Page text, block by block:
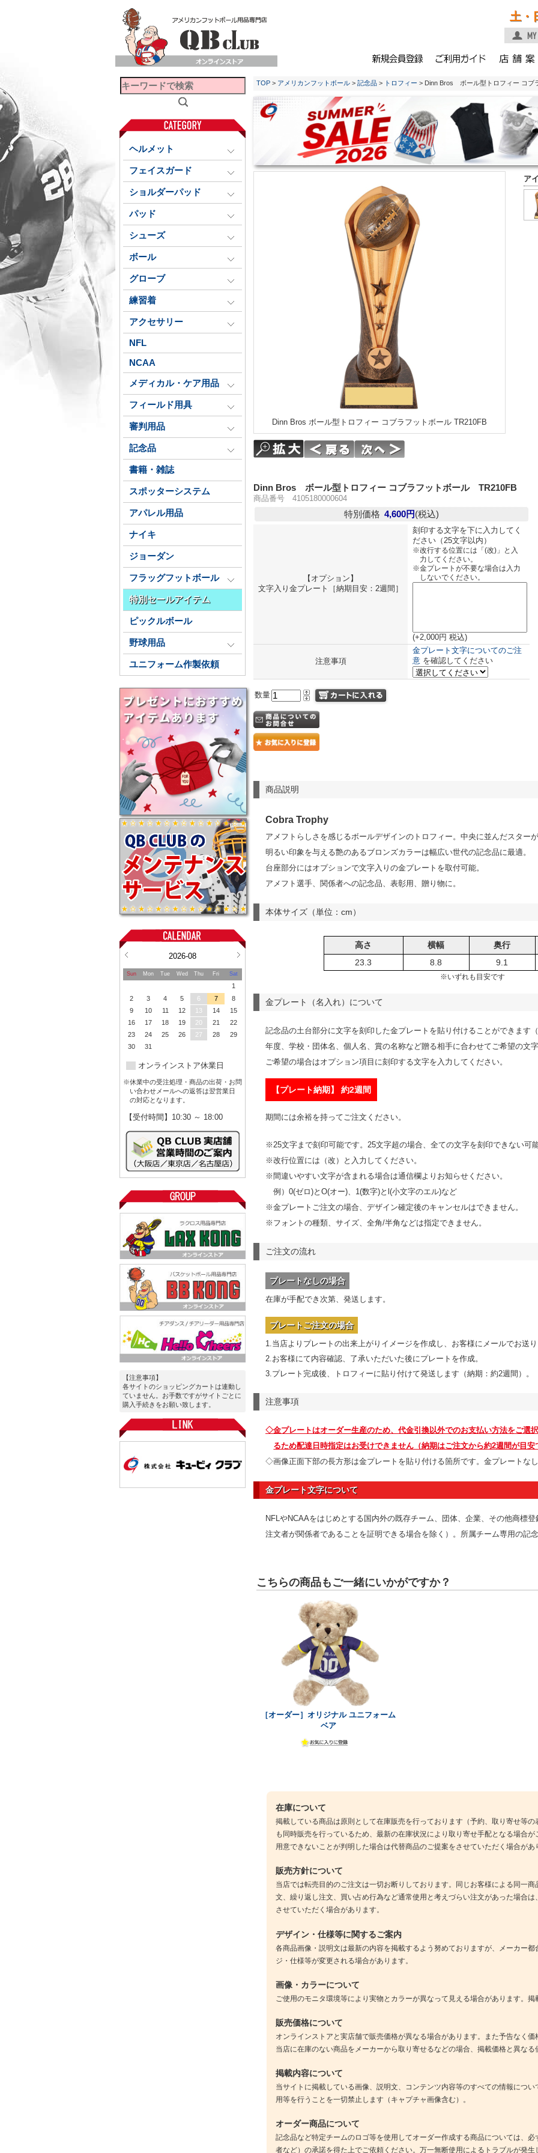
土・
ヘルメット
フェイスガード
ショルダーパッド
パッド
シューズ
ボール
グローブ
練習着
アクセサリー
NFL
NCAA
メディカル・ケア用品
フィールド用具
審判用品
記念品
書籍・雑誌
スポッターシステム
アパレル用品
ナイキ
ジョーダン
フラッグフットボール
特別セールアイテム
ピックルボール
野球用品
ユニフォーム作製依頼
2026-08
Sun Mon Tue Wed Thu Fri Sat
1
2
3 4 5 6 7
8
9
10 11 12 13 14
15
16
17 18 19 20 21
22
23
24 25 26 27 28
29
30
31
オンラインストア休業日
※休業中の受注処理・商品の出荷・お問
い合わせメールへの返答は翌営業日
の対応となります。
【受付時間】10:30 ～ 18:00
【注意事項】
各サイトのショッピングカートは連動し
ていません。お手数ですがサイトごとに
購入手続きをお願い致します。
TOP > アメリカンフットボール > 記念品 > トロフィー > Dinn Bros ボール型トロフィー コ
ア
Dinn Bros ボール型トロフィー コブラフットボール TR210FB
Dinn Bros ボール型トロフィー コブラフットボール TR210FB
商品番号 4105180000604
特別価格 4,600円(税込)
【オプション】
文字入り金プレート［納期目安：2週間］
刻印する文字を下に入力してく
ださい（25文字以内）
※改行する位置には「(改)」と入
力してください。
※金プレートが不要な場合は入力
しないでください。
(+2,000円 税込)
注意事項
金プレート文字についてのご注
意 を確認してください
数量
商品説明
Cobra Trophy
アメフトらしさを感じるボールデザインのトロフィー。中央に並んだスター
明るい印象を与える艶のあるブロンズカラーは幅広い世代の記念品に最適。
台座部分にはオプションで文字入りの金プレートを取付可能。
アメフト選手、関係者への記念品、表彰用、贈り物に。
本体サイズ（単位：cm）
高さ 横幅 奥行
23.3
8.8 9.1
※いずれも目安です
金プレート（名入れ）について
記念品の土台部分に文字を刻印した金プレートを貼り付けることができます（
年度、学校・団体名、個人名、賞の名称など贈る相手に合わせてご希望の文字
ご希望の場合はオプション項目に刻印する文字を入力してください。
【プレート納期】 約2週間
期間には余裕を持ってご注文ください。
※25文字まで刻印可能です。25文字超の場合、全ての文字を刻印できない可
※改行位置には（改）と入力してください。
※間違いやすい文字が含まれる場合は通信欄よりお知らせください。
例）0(ゼロ)とO(オー)、1(数字)とl(小文字のエル)など
※金プレートご注文の場合、デザイン確定後のキャンセルはできません。
※フォントの種類、サイズ、全角/半角などは指定できません。
ご注文の流れ
プレートなしの場合
在庫が手配でき次第、発送します。
プレートご注文の場合
1.当店よりプレートの出来上がりイメージを作成し、お客様にメールでお送り
2.お客様にて内容確認、了承いただいた後にプレートを作成。
3.プレート完成後、トロフィーに貼り付けて発送します（納期：約2週間）。
注意事項
◇金プレートはオーダー生産のため、代金引換以外でのお支払い方法をご選
るため配達日時指定はお受けできません（納期はご注文から約2週間が目安
◇画像正面下部の長方形は金プレートを貼り付ける箇所です。金プレートな
金プレート文字について
NFLやNCAAをはじめとする国内外の既存チーム、団体、企業、その他商標
注文者が関係者であることを証明できる場合を除く）。所属チーム専用の記
こちらの商品もご一緒にいかがですか？
［オーダー］オリジナル ユニフォーム
ベア
在庫について
掲載している商品は原則として在庫販売を行っております（予約、取り寄せ等
も同時販売を行っているため、最新の在庫状況により取り寄せ手配となる場合
用意できないことが判明した場合は代替商品のご提案をさせていただく場合があ
販売方針について
当店では転売目的のご注文は一切お断りしております。同じお客様による同一
文、繰り返し注文、買い占め行為など通常使用と考えづらい注文があった場合
させていただく場合があります。
デザイン・仕様等に関するご案内
各商品画像・説明文は最新の内容を掲載するよう努めておりますが、メーカー
ジ・仕様等が変更される場合があります。
画像・カラーについて
ご使用のモニタ環境等により実物とカラーが異なって見える場合があります。掲
販売価格について
オンラインストアと実店舗で販売価格が異なる場合があります。また予告なく価
当店に在庫のない商品をメーカーから取り寄せるなどの場合、掲載価格と異なる
掲載内容について
当サイトに掲載している画像、説明文、コンテンツ内容等のすべての情報につ
用等を行うことを一切禁止します（キャプチャ画像含む）。
オーダー商品について
記念品など特定チームのロゴ等を使用してオーダー作成する商品については、
者など）の承諾を得た上でご依頼ください。万一無断使用によるトラブルが発